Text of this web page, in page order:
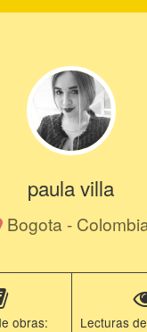
paula villa
Bogota -
obras: Lecturas